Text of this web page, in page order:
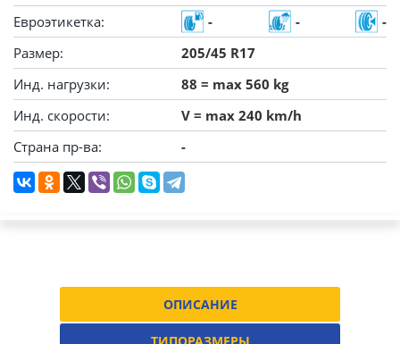
Евроэтикетка:
- -
-
Размер:
205/45 R17
Инд. нагрузки:
88 = max 560 kg
Инд. скорости:
V = max 240 km/h
Страна пр-ва:
-
ОПИСАНИЕ
ТИПОРАЗМЕРЫ